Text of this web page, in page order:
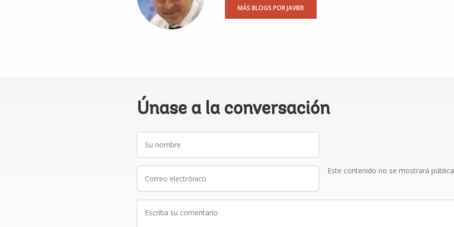
MÁS BLOGS POR JAVIER
Únase a la conversación
nombre
electrónico
Este contenido no se mostrará